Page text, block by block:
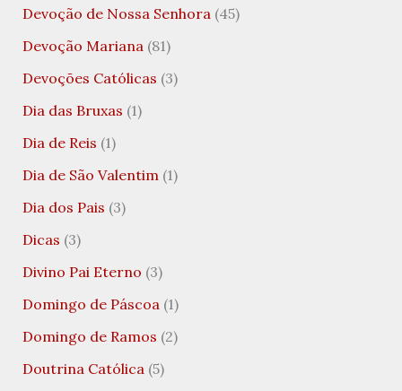
Devoção de Nossa Senhora(45)
Devoção Mariana(81)
Devoções Católicas (3)
Dia das Bruxas (1)
Dia de Reis (1)
Dia de São Valentim(1)
Dia dos Pais (3)
Dicas (3)
Divino Pai Eterno (3)
Domingo de Páscoa(1)
Domingo de Ramos (2)
Doutrina Católica(5)